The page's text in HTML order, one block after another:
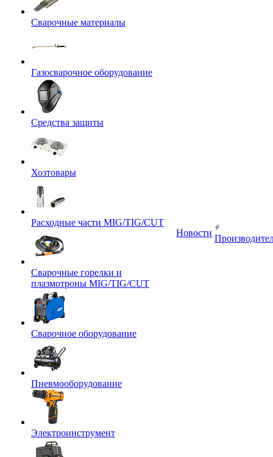
Сварочные материалы
Газосварочное оборудование
Средства защиты
Хозтовары
Расходные части MIG/TIG/CUT
Сварочные горелки и
плазмотроны MIG/TIG/CUT
Сварочное оборудование
Пневмооборудование
Электроинструмент
Новости